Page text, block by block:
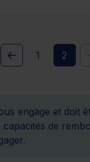
1 2
engage et doit
capacités de